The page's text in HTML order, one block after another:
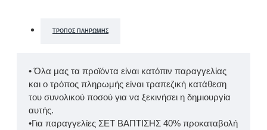
ΤΡΌΠΟΣ ΠΛΗΡΩΜΉΣ
• Όλα μας τα προϊόντα είναι κατόπιν παραγγελίας
και ο τρόπος πληρωμής είναι τραπεζική κατάθεση
του συνολικού ποσού για να ξεκινήσει η δημιουργία
αυτής.
•Για παραγγελίες ΣΕΤ ΒΑΠΤΙΣΗΣ 40% προκαταβολή